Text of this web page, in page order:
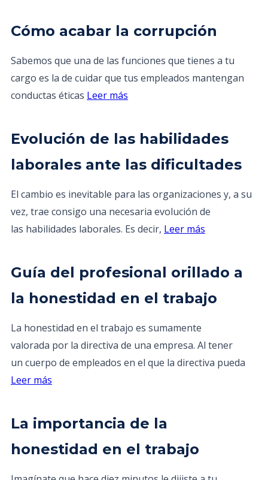
Cómo acabar la corrupción
Sabemos que una de las funciones que tienes a tu
cargo es la de cuidar que tus empleados mantengan
conductas éticas Leer más
Evolución de las habilidades
laborales ante las dificultades
El cambio es inevitable para las organizaciones y, a su
vez, trae consigo una necesaria evolución de
las habilidades laborales. Es decir, Leer más
Guía del profesional orillado a
la honestidad en el trabajo
La honestidad en el trabajo es sumamente
valorada por la directiva de una empresa. Al tener
un cuerpo de empleados en el que la directiva pueda
Leer más
La importancia de la
honestidad en el trabajo